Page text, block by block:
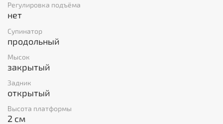
Регулировка подъёма
нет
Супинатор
продольный
Мысок
закрытый
Задник
открытый
Высота платформы
2 см